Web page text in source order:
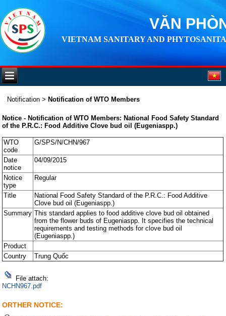
VĂN
VIETNAM SANITARY AND
Notification > Notification of WTO Members
Notice - Notification of WTO Members: National Food Safety Standard
of the P.R.C.: Food Additive Clove bud oil (Eugeniaspp.)
WTO
code
G/SPS/N/CHN/967
Date
notice
04/09/2015
Notice
type
Regular
Title
National Food Safety Standard of the P.R.C.: Food Additive
Clove bud oil (Eugeniaspp.)
Summary This standard applies to food additive clove bud oil obtained
from the flower buds of Eugeniaspp. It specifies the technical
requirements and testing methods for clove bud oil
(Eugeniaspp.)
Product
Country
Trung Quốc
File attach:
NCHN967.pdf
ORTHER NOTICE: